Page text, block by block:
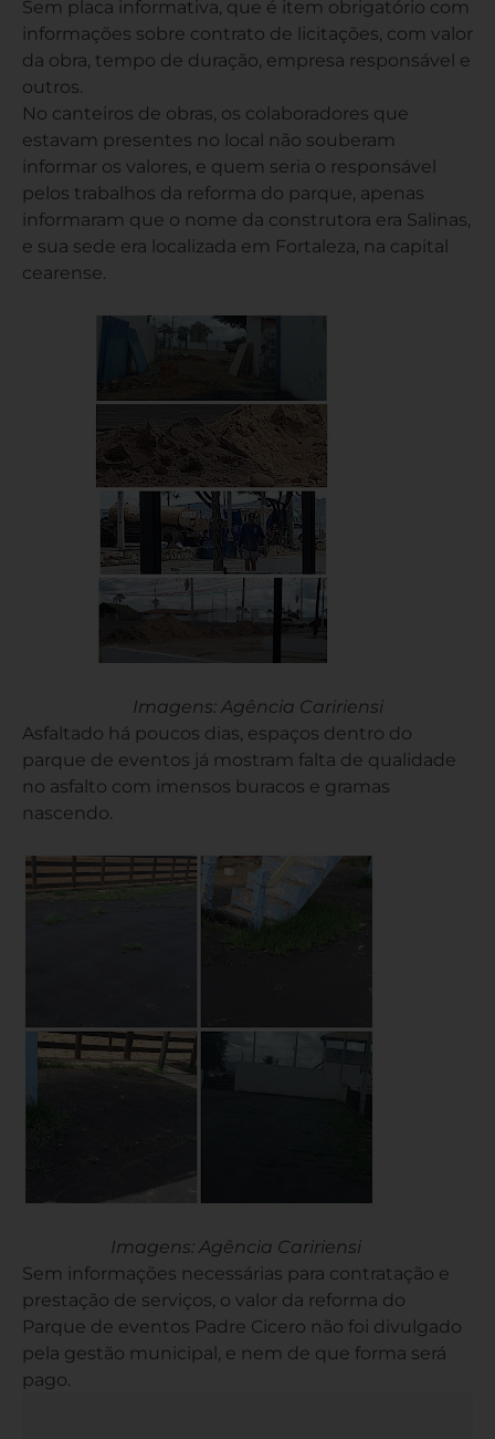
Sem placa informativa, que é item obrigatório com
informações sobre contrato de licitações, com valor
da obra, tempo de duração, empresa responsável e
outros.
No canteiros de obras, os colaboradores que
estavam presentes no local não souberam
informar os valores, e quem seria o responsável
pelos trabalhos da reforma do parque, apenas
informaram que o nome da construtora era Salinas,
e sua sede era localizada em Fortaleza, na capital
cearense.
Imagens: Agência Caririensi
Asfaltado há poucos dias, espaços dentro do
parque de eventos já mostram falta de qualidade
no asfalto com imensos buracos e gramas
nascendo.
Imagens: Agência Caririensi
Sem informações necessárias para contratação e
prestação de serviços, o valor da reforma do
Parque de eventos Padre Cicero não foi divulgado
pela gestão municipal, e nem de que forma será
pago.